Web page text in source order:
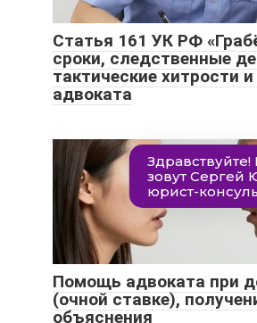
Статья 161 УК РФ
сроки, следственные
тактические хитрости
адвоката
Помощь адвоката при
(очной ставке),
объяснения